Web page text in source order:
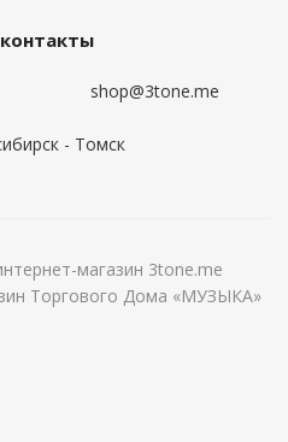
shop@3tone.me
- Томск
магазин 3tone.me
Торгового Дома «МУЗЫКА»